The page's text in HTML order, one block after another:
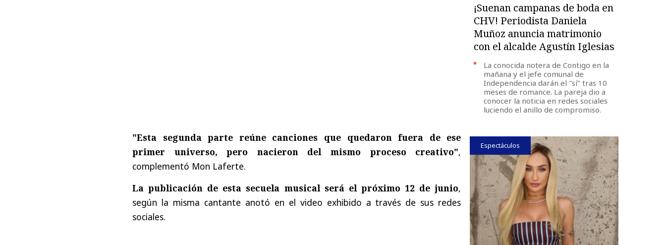
"Esta segunda parte reúne canciones que quedaron fuera de ese
primer universo, pero nacieron del mismo proceso creativo",
complementó Mon Laferte.
La publicación de esta secuela musical será el próximo 12 de junio,
según la misma cantante anotó en el video exhibido a través de sus redes
sociales.
¡Suenan campanas de boda en
CHV! Periodista Daniela
Muñoz anuncia matrimonio
con el alcalde Agustín Iglesias
La conocida notera de Contigo en la
mañana y el jefe comunal de
Independencia darán el "sí" tras 10
meses de romance. La pareja dio a
conocer la noticia en redes sociales
luciendo el anillo de compromiso.
Espectáculos